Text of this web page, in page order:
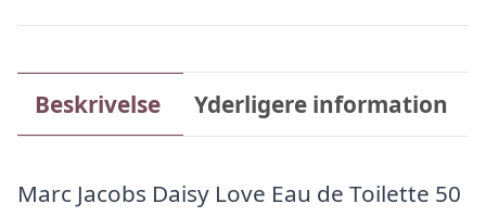
Beskrivelse Yderligere information
Marc Jacobs Daisy Love Eau de Toilette 50